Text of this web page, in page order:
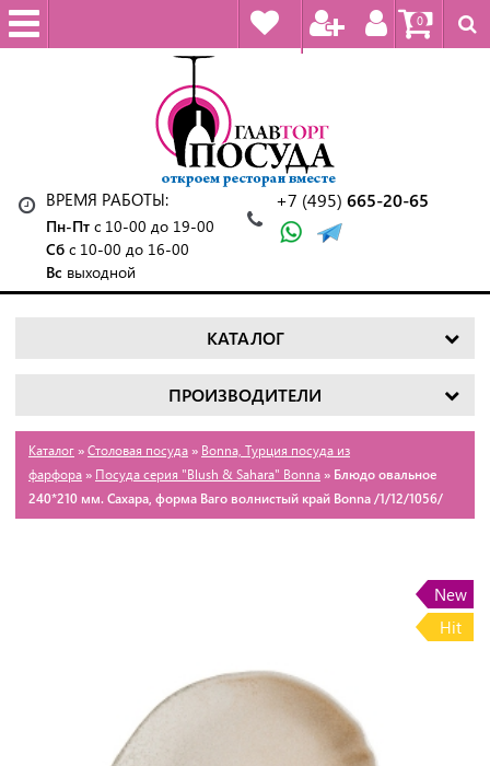
0
ВРЕМЯ РАБОТЫ:
Пн-Пт с 10-00 до 19-00
Сб с 10-00 до 16-00
Вс выходной
+7 (495) 665-20-65
КАТАЛОГ
ПРОИЗВОДИТЕЛИ
Каталог » Столовая посуда » Bonna, Турция посуда из
фарфора » Посуда серия "Blush & Sahara" Bonna » Блюдо овальное
240*210 мм. Сахара, форма Ваго волнистый край Bonna /1/12/1056/
New
Hit